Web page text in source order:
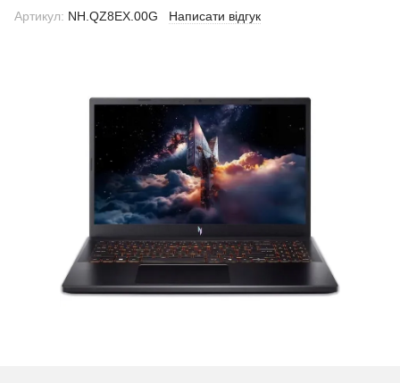
Артикул: NH.QZ8EX.00G Написати відгук